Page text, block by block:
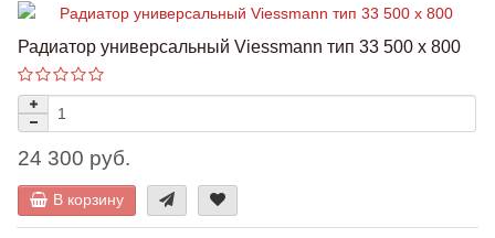
Радиатор универсальный Viessmann тип 33 500 x 800
24 300 руб.
В корзину